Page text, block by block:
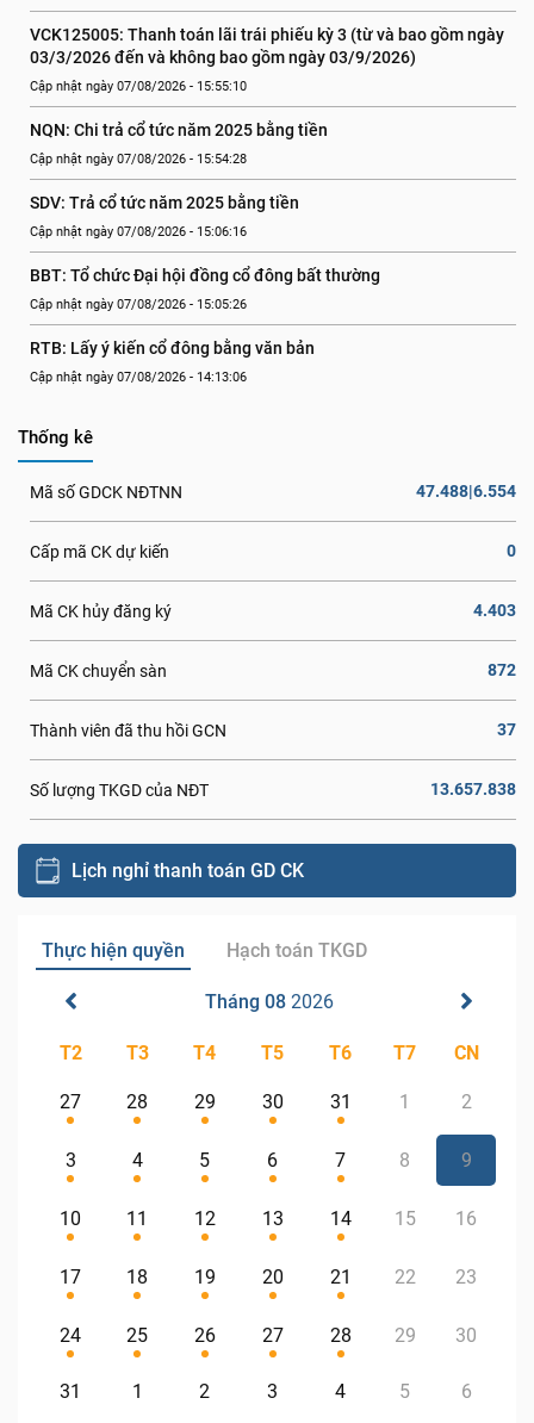
VCK125005: Thanh toán lãi trái phiếu kỳ 3 (từ và bao gồm ngày
03/3/2026 đến và không bao gồm ngày 03/9/2026)
Cập nhật ngày 07/08/2026 - 15:55:10
NQN: Chi trả cổ tức năm 2025 bằng tiền
Cập nhật ngày 07/08/2026 - 15:54:28
SDV: Trả cổ tức năm 2025 bằng tiền
Cập nhật ngày 07/08/2026 - 15:06:16
BBT: Tổ chức Đại hội đồng cổ đông bất thường
Cập nhật ngày 07/08/2026 - 15:05:26
RTB: Lấy ý kiến cổ đông bằng văn bản
Cập nhật ngày 07/08/2026 - 14:13:06
Thống kê
Mã số GDCK NĐTNN 47.488|6.554
Cấp mã CK dự kiến 0
Mã CK hủy đăng ký 4.403
Mã CK chuyển sàn 872
Thành viên đã thu hồi GCN 37
Số lượng TKGD của NĐT 13.657.838
Lịch nghỉ thanh toán GD CK
Thực hiện quyền Hạch toán TKGD
Tháng 08 2026
T2 T3 T4 T5 T6 T7 CN
27 28 29 30 31 1 2
3 4 5 6 7 8 9
10 11 12 13 14 15 16
17 18 19 20 21 22 23
24 25 26 27 28 29 30
31 1 2 3 4 5 6